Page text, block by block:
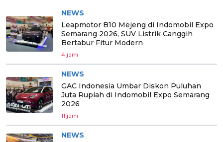
NEWS
Leapmotor B10 Mejeng di Indomobil Expo
Semarang 2026, SUV Listrik Canggih
Bertabur Fitur Modern
4 jam
NEWS
GAC Indonesia Umbar Diskon Puluhan
Juta Rupiah di Indomobil Expo Semarang
2026
11 jam
NEWS